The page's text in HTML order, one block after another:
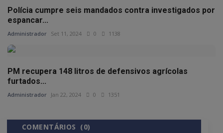
Polícia cumpre seis mandados contra investigados por
espancar...
Administrador Set 11, 2024 0 1138
PM recupera 148 litros de defensivos agrícolas
furtados...
Administrador Jan 22, 2024 0 1351
COMENTÁRIOS (0)